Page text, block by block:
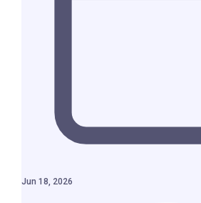
Jun 18, 2026